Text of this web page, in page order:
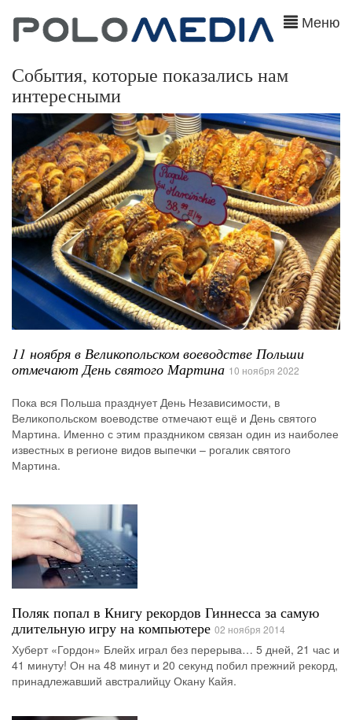
Меню
События, которые показались нам
интересными
11 ноября в Великопольском воеводстве Польши
отмечают День святого Мартина 10 ноября 2022
Пока вся Польша празднует День Независимости, в
Великопольском воеводстве отмечают ещё и День святого
Мартина. Именно с этим праздником связан один из наиболее
известных в регионе видов выпечки – рогалик святого
Мартина.
Поляк попал в Книгу рекордов Гиннесса за самую
длительную игру на компьютере 02 ноября 2014
Хуберт «Гордон» Блейх играл без перерыва… 5 дней, 21 час и
41 минуту! Он на 48 минут и 20 секунд побил прежний рекорд,
принадлежавший австралийцу Окану Кайя.